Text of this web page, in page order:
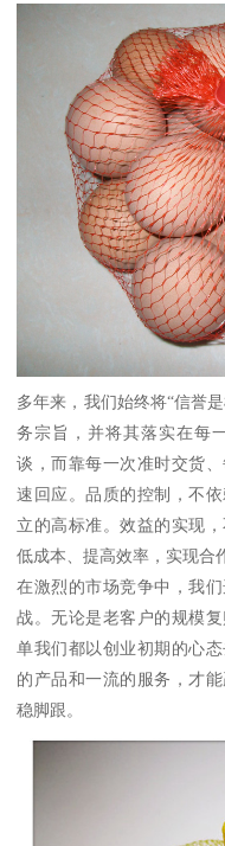
多年来，我们始终将“信誉
务宗旨，并将其落实在每
谈，而靠每一次准时交货
速回应。品质的控制，不
立的高标准。效益的实现
低成本、提高效率，实现合
在激烈的市场竞争中，我
战。无论是老客户的规模
单我们都以创业初期的心
的产品和一流的服务，才
稳脚跟。